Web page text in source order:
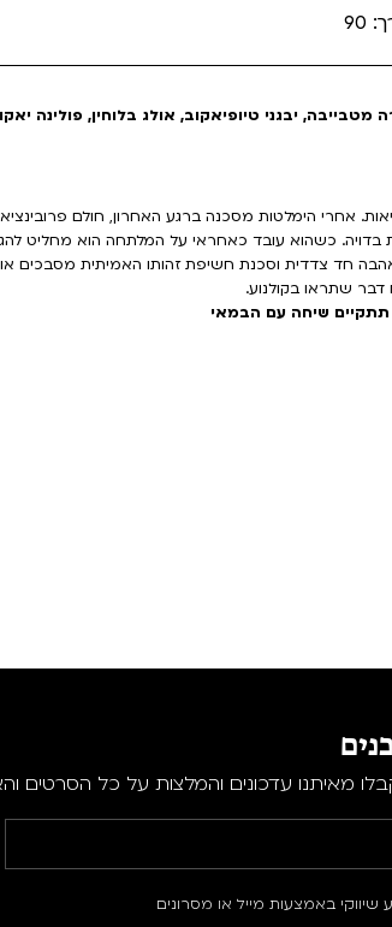
יבגני טיופיאקוב, אולג בלוחין, פולינה
אחרי הימלטות מסכנה ברגע האחרון, חולם
בדויה. כשהוא עובד כאחראי על המלתחה הוא מחליט
אהבה חד צדדית וסכנת חשיפת זהותו האמיתית מסבכים
שתראו בקולנוע.
שיחה עם הבמאי
מאיתנו עדכונים והמלצות על כל הסרטים
שיווקי באמצעות מייל או מסרונים